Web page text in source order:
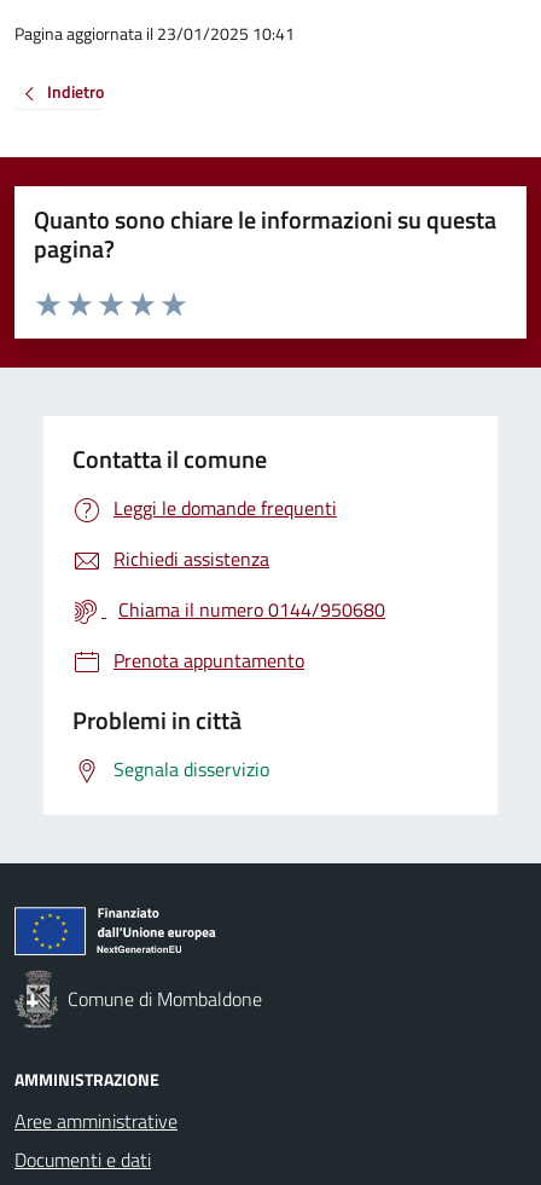
Pagina aggiornata il 23/01/2025 10:41
Indietro
Quanto sono chiare le informazioni su questa
pagina?
Valuta da 1 a 5 stelle la pagina
Valuta 5 stelle su 5
Valuta 4 stelle su 5
Valuta 3 stelle su 5
Valuta 2 stelle su 5
Valuta 1 stelle su 5
Contatta il comune
Leggi le domande frequenti
Richiedi assistenza
Chiama il numero 0144/950680
Prenota appuntamento
Problemi in città
Segnala disservizio
Comune di Mombaldone
AMMINISTRAZIONE
Aree amministrative
Documenti e dati